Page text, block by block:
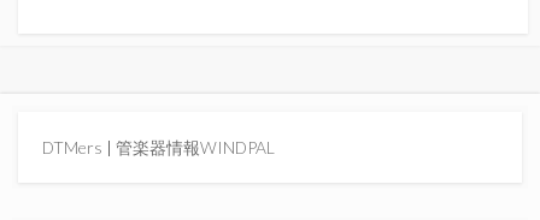
DTMers | 管楽器情報WINDPAL